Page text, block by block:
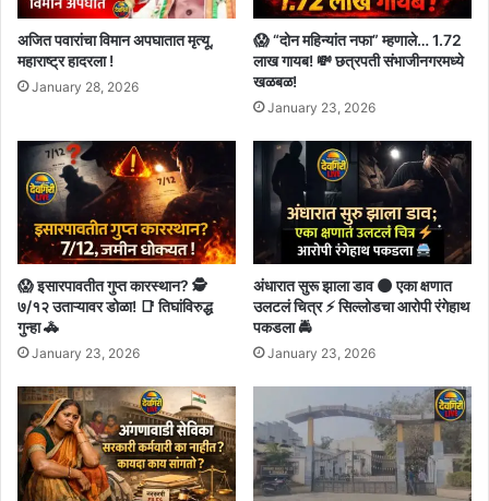
अजित पवारांचा विमान अपघातात मृत्यू,
महाराष्ट्र हादरला !
January 28, 2026
😱 “दोन महिन्यांत नफा” म्हणाले… 1.72
लाख गायब! 💸 छत्रपती संभाजीनगरमध्ये
खळबळ!
January 23, 2026
😱 इसारपावतीत गुप्त कारस्थान? 🕵️
७/१२ उताऱ्यावर डोळा! 📑 तिघांविरुद्ध
गुन्हा 🚓
January 23, 2026
अंधारात सुरू झाला डाव 🌑 एका क्षणात
उलटलं चित्र ⚡ सिल्लोडचा आरोपी रंगेहाथ
पकडला 🚔
January 23, 2026